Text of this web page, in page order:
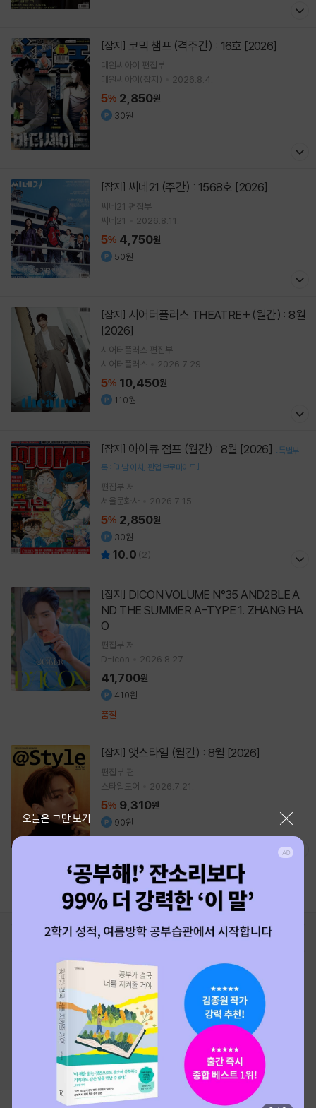
[잡지] 코믹 챔프 (격주간) : 16호 [2026]
대원씨아이 편집부
대원씨아이(잡지)
2026.8.4.
5% 2,850원
30원
[잡지] 씨네21 (주간) : 1568호 [2026]
씨네21 편집부
씨네21
2026.8.11.
5% 4,750원
50원
[잡지]
[2026]
시어터플러스 편집부
시어터플러스
2026.7.29.
5% 10,450원
110원
[잡지] 아이큐 점프 (월간) : 8월 [2026] [ 특별부
록 : 「마남 이치」 핀업 브로마이드 ]
편집부 저
서울문화사
2026.7.15.
5% 2,850원
30원
10.0 (2)
[잡지]
ND THE SUMMER A-TYPE 1. ZHANG HA
O
편집부 저
D-icon
2026.8.27.
41,700원
410원
품절
[잡지] 앳스타일 (월간) : 8월 [2026]
편집부 편
스타일도어
2026.7.21.
5% 9,310원
90원
1
오늘은 그만 보기
로그인 최근 본 상품 주문/배송
고객센터 1544-3800 티켓 1544-6399
중고샵 1566-4295
eBook 1:1문의/채팅상담
예스이십사(주) 사업자 정보
이용약관
개인정보처리방침
청소년보호정책
PC버전
회사소개
거래처관계자께
도서홍보
광고
Copyright © YES24 Corp. All Rights Reserved.